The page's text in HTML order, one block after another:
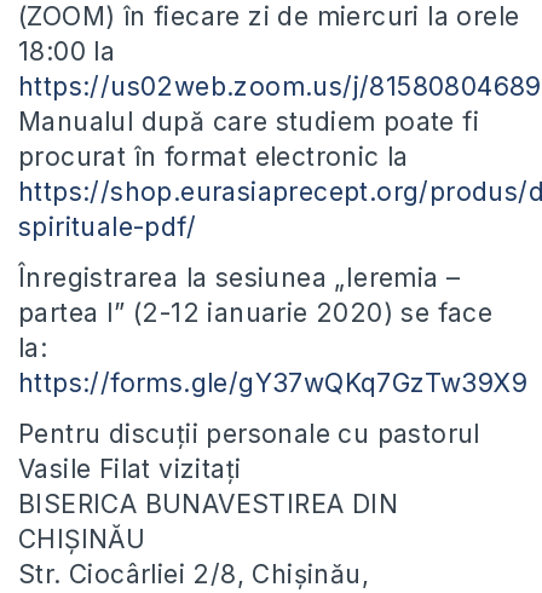
(ZOOM) în fiecare zi de miercuri la orele
18:00 la
https://us02web.zoom.us/j/81580804689
Manualul după care studiem poate fi
procurat în format electronic la
https://shop.eurasiaprecept.org/produs/
spirituale-pdf/
Înregistrarea la sesiunea „Ieremia –
partea I” (2-12 ianuarie 2020) se face
la:
https://forms.gle/gY37wQKq7GzTw39X9
Pentru discuții personale cu pastorul
Vasile Filat vizitați
BISERICA BUNAVESTIREA DIN
CHIȘINĂU
Str. Ciocârliei 2/8, Chișinău,